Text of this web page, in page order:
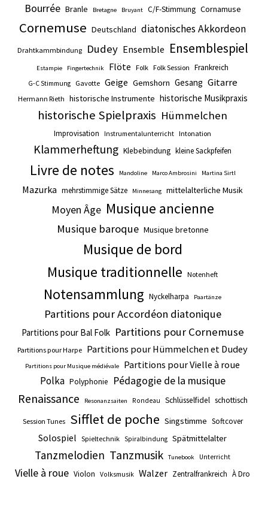
Bourrée Branle Bretagne Bruyant C/F-Stimmung Cornamuse
Cornemuse Deutschland diatonisches Akkordeon
Drahtkammbindung Dudey Ensemble Ensemblespiel
Estampie Fingertechnik Flöte Folk Folk Session Frankreich
G-C Stimmung Gavotte Geige Gemshorn Gesang Gitarre
Hermann Rieth historische Instrumente historische Musikpraxis
historische Spielpraxis Hümmelchen
Improvisation Instrumentalunterricht Intonation
Klammerheftung Klebebindung kleine Sackpfeifen
Livre de notes Mandoline Marco Ambrosini Martina Sirtl
Mazurka mehrstimmige Sätze Minnesang mittelalterliche Musik
Moyen Âge Musique ancienne
Musique baroque Musique bretonne
Musique de bord
Musique traditionnelle Notenheft
Notensammlung Nyckelharpa Paartänze
Partitions pour Accordéon diatonique
Partitions pour Bal Folk Partitions pour Cornemuse
Partitions pour Harpe Partitions pour Hümmelchen et Dudey
Partitions pour Musique médiévale Partitions pour Vielle à roue
Polka Polyphonie Pédagogie de la musique
Renaissance Resonanzsaiten Rondeau Schlüsselfidel schottisch
Session Tunes Sifflet de poche Singstimme Softcover
Solospiel Spieltechnik Spiralbindung Spätmittelalter
Tanzmelodien Tanzmusik Tunebook Unterricht
Vielle à roue Violon Volksmusik Walzer Zentralfrankreich À Dro